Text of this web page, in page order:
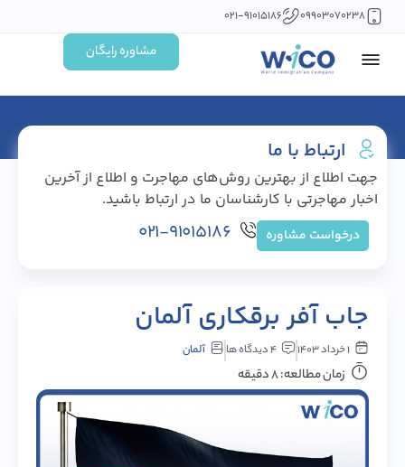
۰۹۹۰۳۰۷۰۲۳۸ ۰۲۱-۹۱۰۱۵۱۸۶
مشاوره رایگان
ارتباط با ما
جهت اطلاع از بهترین روش‌های مهاجرت و اطلاع از آخرین
اخبار مهاجرتی با کارشناسان ما در ارتباط باشید.
درخواست مشاوره ۰۲۱-۹۱۰۱۵۱۸۶
جاب آفر برقکاری آلمان
۱ خرداد ۱۴۰۳ ۴ دیدگاه ها آلمان
زمان مطالعه: ۸ دقیقه